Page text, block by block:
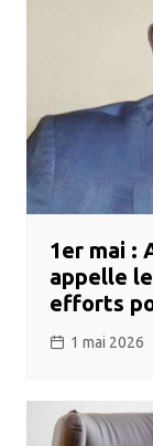
1er mai :
appelle
efforts
1 mai 2026